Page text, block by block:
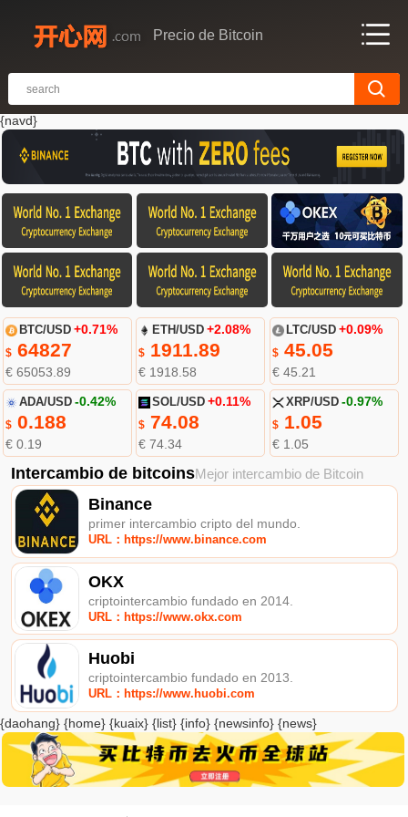
Precio de Bitcoin
{navd}
BTC/USD +0.71%
$64827
€ 65053.89
ETH/USD +2.08%
$ 1911.89
€ 1918.58
LTC/USD +0.09%
$45.05
€ 45.21
ADA/USD -0.42%
$0.188
€ 0.19
SOL/USD +0.11%
$ 74.08
€ 74.34
XRP/USD -0.97%
$1.05
€ 1.05
Intercambio de bitcoinsMejor intercambio de Bitcoin
Binance
primer intercambio cripto del mundo.
URL：https://www.binance.com
OKX
criptointercambio fundado en 2014.
URL：https://www.okx.com
Huobi
criptointercambio fundado en 2013.
URL：https://www.huobi.com
{daohang} {home} {kuaix} {list} {info} {newsinfo} {news}